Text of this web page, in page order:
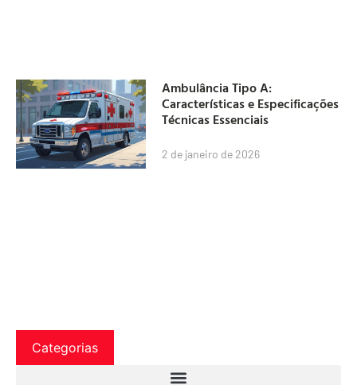
Ambulância Tipo A:
Características e Especificações
Técnicas Essenciais
2 de janeiro de 2026
Categorias